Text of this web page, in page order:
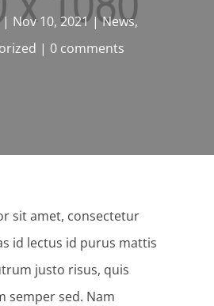
| Nov 10, 2021|News,
| 0 comments
sit amet, consectetur
id lectus id purus mattis
justo risus, quis
semper sed. Nam